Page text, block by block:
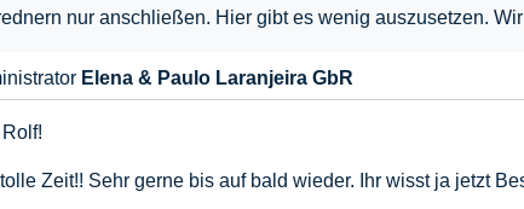
nur anschließen. Hier gibt es wenig auszusetzen.
Elena & Paulo Laranjeira GbR
Zeit!! Sehr gerne bis auf bald wieder. Ihr wisst ja jetzt